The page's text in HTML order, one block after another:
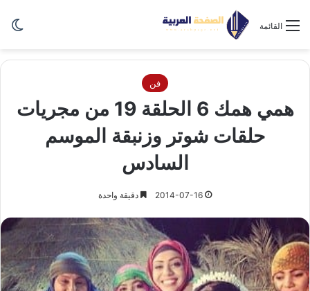
القائمة
فن
همي همك 6 الحلقة 19 من مجريات
حلقات شوتر وزنبقة الموسم
السادس
2014-07-16 دقيقة واحدة